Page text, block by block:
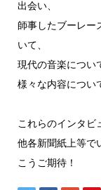
出会い、
師事したブーレー
いて、
現代の音楽につい
様々な内容につい
これらのインタビ
他各新聞紙上等で
こうご期待！